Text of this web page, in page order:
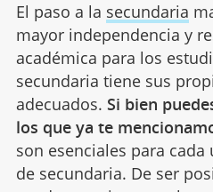
El paso a la secundaria
mayor independencia y
académica para los
secundaria tiene sus
adecuados. Si bien
los que ya te
son esenciales para
de secundaria. De ser